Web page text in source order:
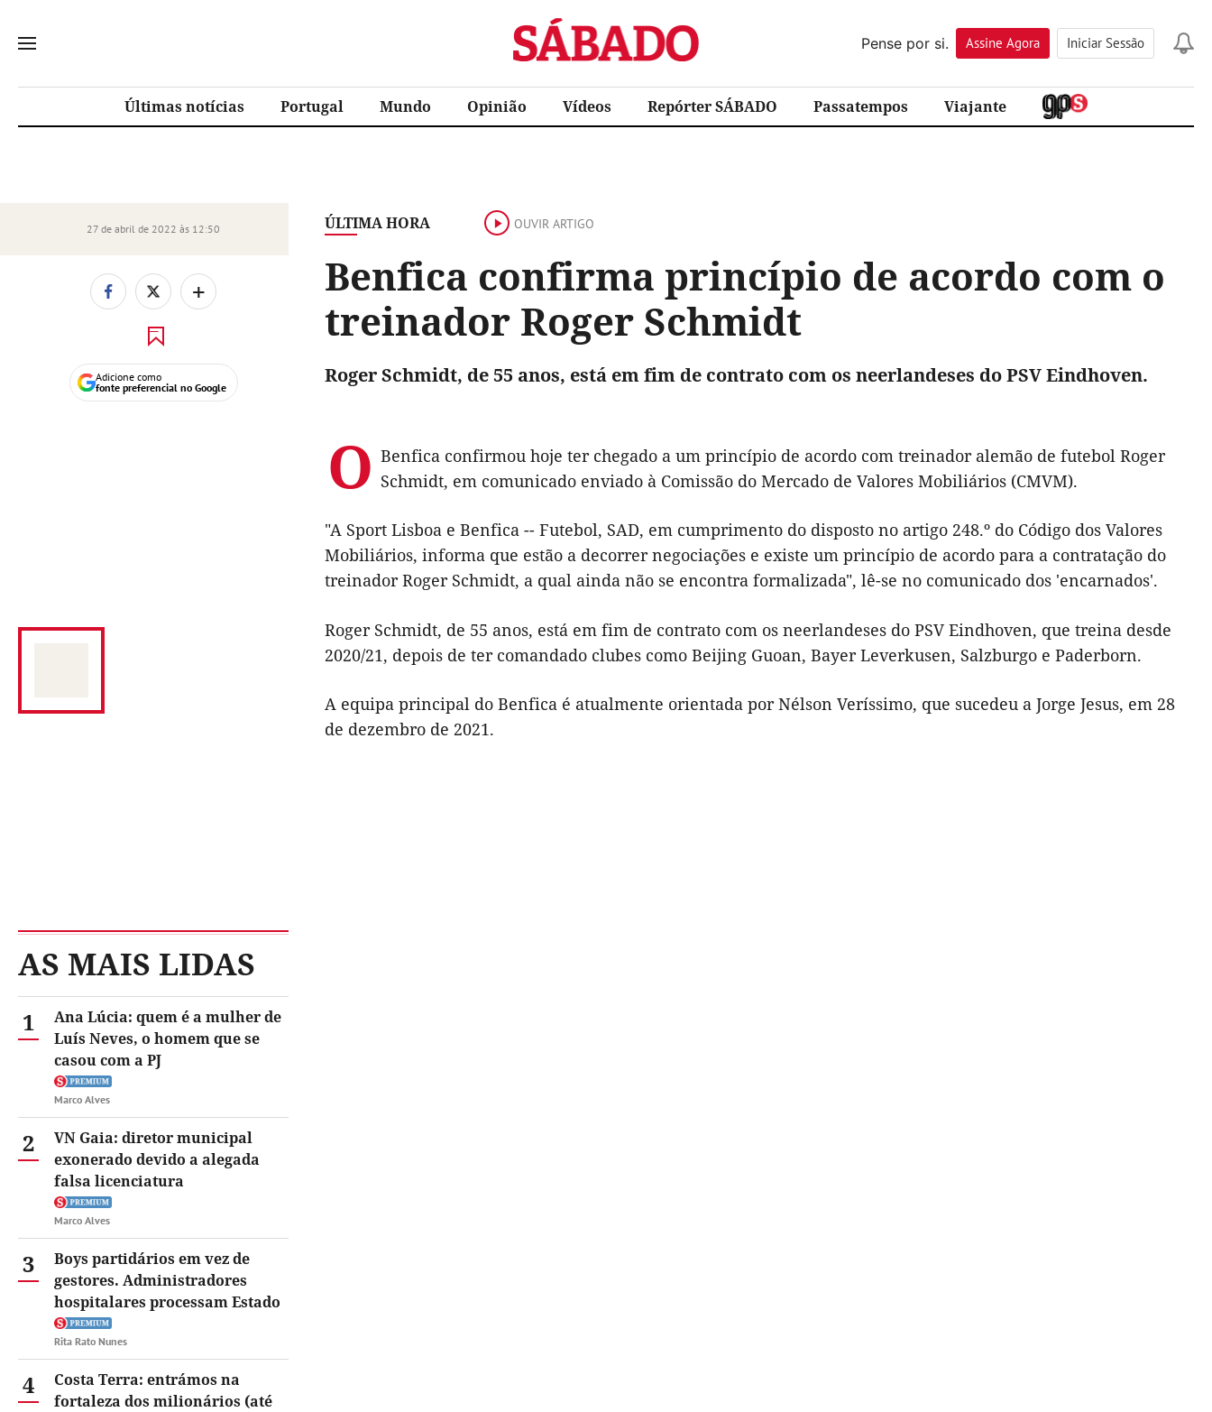
Sábado
Pense por si.
Assine Agora Iniciar Sessão
Últimas notícias Portugal Mundo Opinião Vídeos Repórter SÁBADO Passatempos Viajante
ÚLTIMA HORA OUVIR ARTIGO
Benfica confirma princípio de acordo com o
treinador Roger Schmidt
27 de abril de 2022 às 12:50
+
Adicione como
fonte preferencial no Google
AS MAIS LIDAS
1
Ana Lúcia: quem é a mulher de
Luís Neves, o homem que se
casou com a PJ
Marco Alves
2
VN Gaia: diretor municipal
exonerado devido a alegada
falsa licenciatura
Marco Alves
3
Boys partidários em vez de
gestores. Administradores
hospitalares processam Estado
Rita Rato Nunes
4
Costa Terra: entrámos na
fortaleza dos milionários (até
Roger Schmidt, de 55 anos, está em fim de contrato com os neerlandeses do PSV Eindhoven.
O Benfica confirmou hoje ter chegado a um princípio de acordo com treinador alemão de futebol Roger
Schmidt, em comunicado enviado à Comissão do Mercado de Valores Mobiliários (CMVM).
"A Sport Lisboa e Benfica -- Futebol, SAD, em cumprimento do disposto no artigo 248.º do Código dos Valores
Mobiliários, informa que estão a decorrer negociações e existe um princípio de acordo para a contratação do
treinador Roger Schmidt, a qual ainda não se encontra formalizada", lê-se no comunicado dos 'encarnados'.
Roger Schmidt, de 55 anos, está em fim de contrato com os neerlandeses do PSV Eindhoven, que treina desde
2020/21, depois de ter comandado clubes como Beijing Guoan, Bayer Leverkusen, Salzburgo e Paderborn.
A equipa principal do Benfica é atualmente orientada por Nélson Veríssimo, que sucedeu a Jorge Jesus, em 28
de dezembro de 2021.